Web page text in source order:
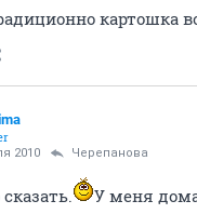
картошка
2010 Черепанова
У меня